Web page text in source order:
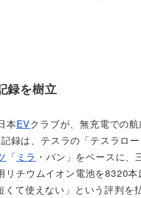
録を樹立
本EVクラブが、無充電での
録は、テスラの「テスラロー
「 ミラ ・バン」をベースに、
リチウムイオン電池を8320本
て使えない」という評判を